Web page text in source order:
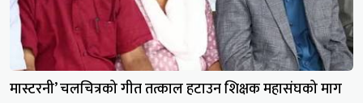
मास्टरनी’ चलचित्रको गीत तत्काल हटाउन शिक्षक महासंघको माग